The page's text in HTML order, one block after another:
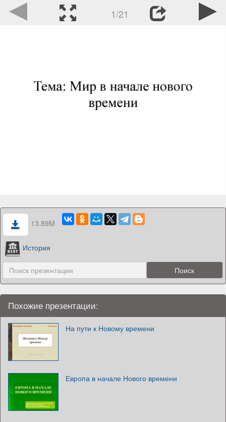
1/21
13.89M
История
Похожие презентации:
На пути к Новому времени
Европа в начале Нового времени